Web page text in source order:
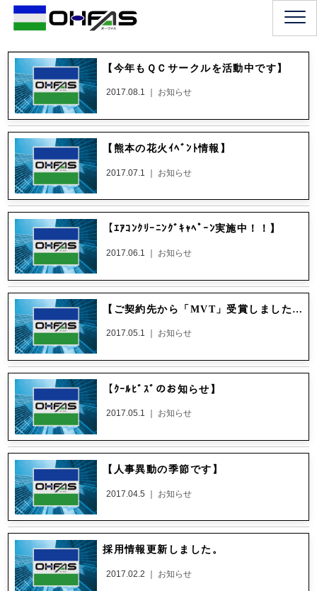
【今年もＱＣサークルを活動中です】
2017.08.1 ｜ お知らせ
【熊本の花火ｲﾍﾞﾝﾄ情報】
2017.07.1 ｜ お知らせ
【ｴｱｺﾝｸﾘｰﾆﾝｸﾞｷｬﾍﾟｰﾝ実施中！！】
2017.06.1 ｜ お知らせ
【ご契約先から「MVT」受賞しました】
2017.05.1 ｜ お知らせ
【ｸｰﾙﾋﾞｽﾞのお知らせ】
2017.05.1 ｜ お知らせ
【人事異動の季節です】
2017.04.5 ｜ お知らせ
採用情報更新しました。
2017.02.2 ｜ お知らせ